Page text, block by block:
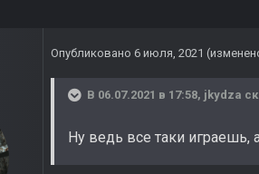
Опубликовано 6 июля, 2021
В 06.07.2021 в 17:58, jkydza
Ну ведь все таки играешь,